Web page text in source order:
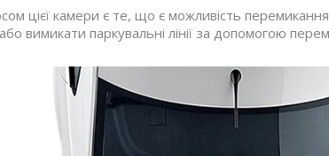
цієї камери є те, що є можливість перемикання
вимикати паркувальні лінії за допомогою